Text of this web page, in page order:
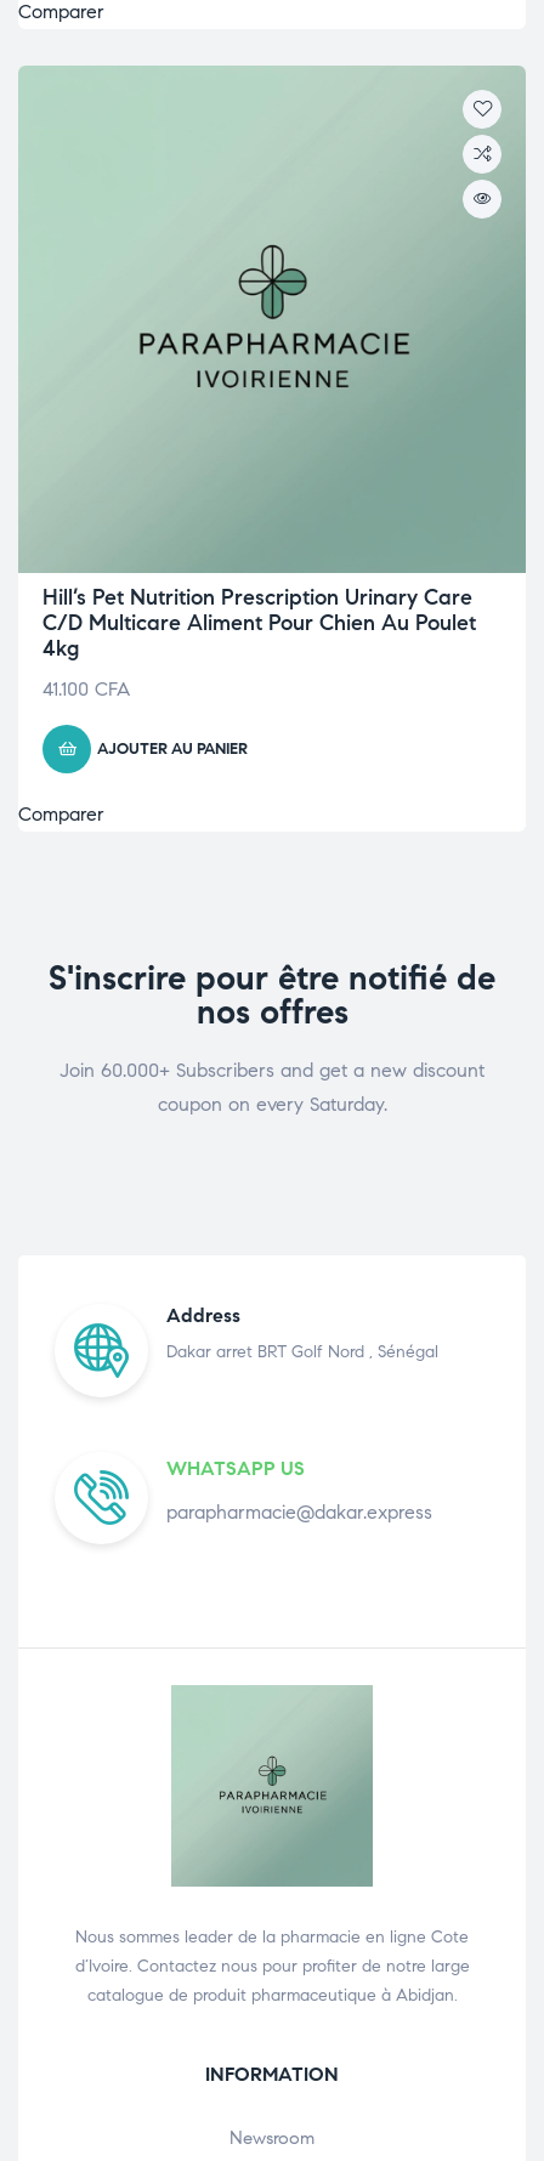
Comparer
Hill’s Pet Nutrition Prescription Urinary Care
C/D Multicare Aliment Pour Chien Au Poulet
4kg
41.100 CFA
AJOUTER AU PANIER
Comparer
S'inscrire pour être notifié de
nos offres
Join 60.000+ Subscribers and get a new discount
coupon on every Saturday.
Address
Dakar arret BRT Golf Nord , Sénégal
WHATSAPP US
parapharmacie@dakar.express
Nous sommes leader de la pharmacie en ligne Cote
d’Ivoire. Contactez nous pour profiter de notre large
catalogue de produit pharmaceutique à Abidjan.
INFORMATION
Newsroom